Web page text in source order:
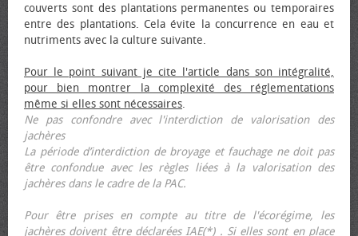
couverts sont des plantations permanentes ou temporaires
entre des plantations. Cela évite la concurrence en eau et
nutriments avec la culture suivante.
Pour le point suivant je cite l'article dans son intégralité,
pour bien montrer la complexité des réglementations
même si elles sont nécessaires.
Ne pas confondre avec l'interdiction de valorisation des
jachères
La période d’interdiction de broyage et fauchage ne doit pas
être confondue avec les règles liées à la valorisation des
jachères dans le cadre de la PAC.
Pour être prises en compte au titre de l'écorégime, les
jachères doivent être déclarées IAE(*) . Si elles sont en place